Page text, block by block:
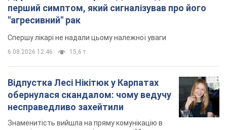
несправедливо захейтили
Знаменитість вийшла на пряму комунікацію в
кваліфікації Ліги конференцій. Відео
Матч відбувся в Любліні
5 годин тому 1,8 т.